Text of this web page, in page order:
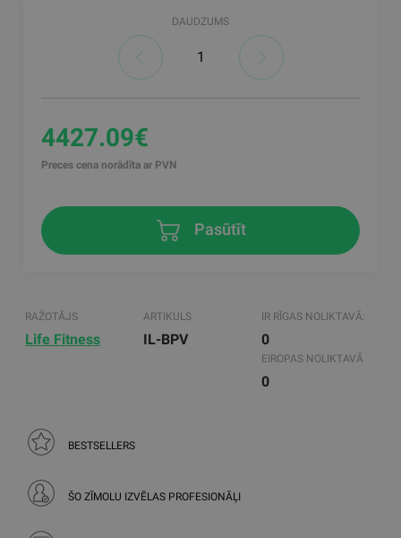
DAUDZUMS
4427.09€
Preces cena norādīta ar PVN
Pasūtīt
RAŽOTĀJS
Life Fitness
ARTIKULS
IL-BPV
IR RĪGAS NOLIKTAVĀ:
0
EIROPAS NOLIKTAVĀ
0
BESTSELLERS
ŠO ZĪMOLU IZVĒLAS PROFESIONĀĻI